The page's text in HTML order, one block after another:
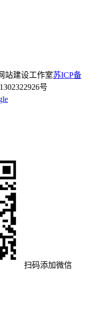
站建设工作室苏ICP备
号
扫码添加微信